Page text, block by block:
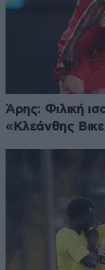
Άρης: Φιλική
«Κλεάνθης